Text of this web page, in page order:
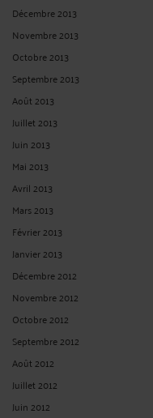
Décembre 2013
Novembre 2013
Octobre 2013
Septembre 2013
Août 2013
Juillet 2013
Juin 2013
Mai 2013
Avril 2013
Mars 2013
Février 2013
Janvier 2013
Décembre 2012
Novembre 2012
Octobre 2012
Septembre 2012
Août 2012
Juillet 2012
Juin 2012